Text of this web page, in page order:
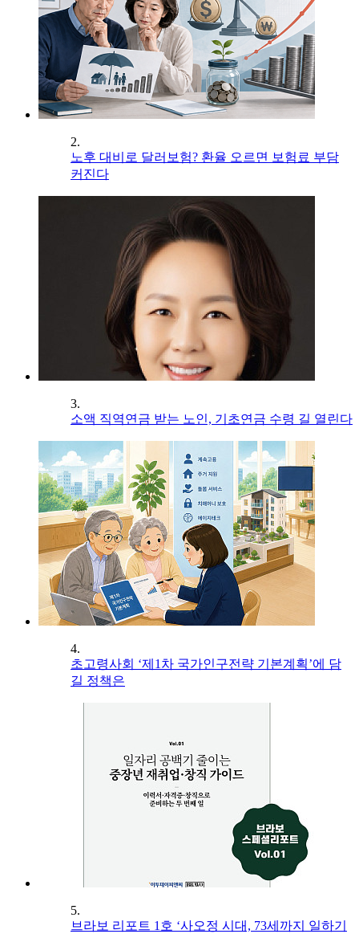
2.
노후 대비로 달러보험? 환율 오르면 보험료 부담
커진다
3.
소액 직역연금 받는 노인, 기초연금 수령 길 열린다
4.
초고령사회 ‘제1차 국가인구전략 기본계획’에 담
길 정책은
5.
브라보 리포트 1호 ‘사오정 시대, 73세까지 일하기